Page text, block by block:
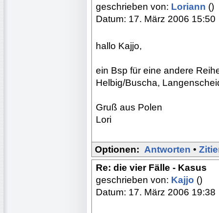
geschrieben von: Loriann ()
Datum: 17. März 2006 15:50
hallo Kajjo,
ein Bsp für eine andere
Helbig/Buscha,
Gruß aus Polen
Lori
Optionen: Antworten •
Re: die vier Fälle - Kasus
geschrieben von: Kajjo ()
Datum: 17. März 2006 19:38